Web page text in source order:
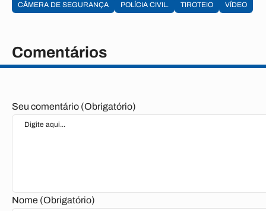
CÂMERA DE SEGURANÇA POLÍCIA CIVIL. TIROTEIO VÍDEO
Comentários
Seu comentário (Obrigatório)
Nome (Obrigatório)